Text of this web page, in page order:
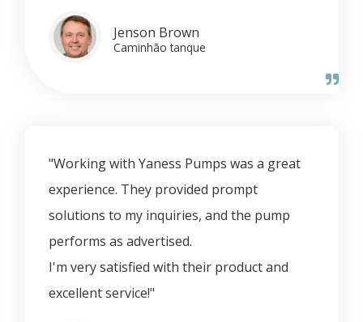
Jenson Brown
Caminhão tanque
"Working with Yaness Pumps was a great
experience. They provided prompt
solutions to my inquiries, and the pump
performs as advertised.
I'm very satisfied with their product and
excellent service!"